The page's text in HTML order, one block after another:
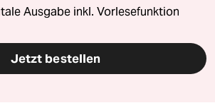
Ausgabe inkl. Vorlesefunktion
Jetzt bestellen